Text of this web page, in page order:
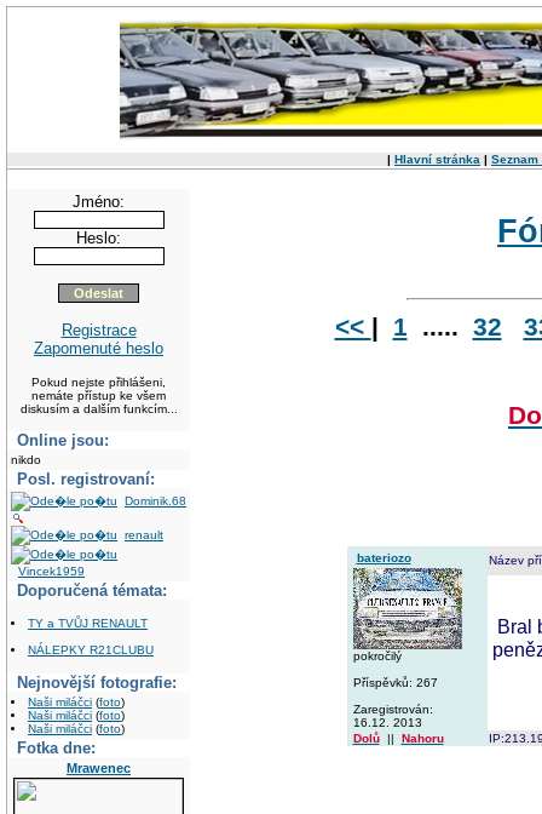
| Hlavní stránka |
Jméno:
Heslo:
Registrace
Zapomenuté heslo
Pokud nejste přihlášeni,
nemáte přístup ke všem
diskusím a dalším funkcím...
Online jsou:
nikdo
Posl. registrovaní:
Dominik.68
renault
Vincek1959
Doporučená témata:
TY a TVŮJ RENAULT
NÁLEPKY R21CLUBU
Nejnovější fotografie:
Naši miláčci (foto)
Naši miláčci (foto)
Naši miláčci (foto)
Fotka dne:
Mrawenec
<< | 1..... 32
bateriozo
pokročilý
Příspěvků: 267
Zaregistrován:
16.12. 2013
Název
Bral
Dolů|| Nahoru